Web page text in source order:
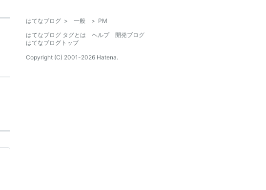
はてなブログ > 一般 > PM
はてなブログ タグとは
ヘルプ
開発ブログ
はてなブログトップ
Copyright (C) 2001-2026 Hatena.